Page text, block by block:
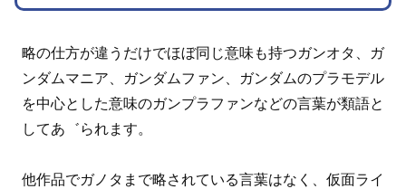
略の仕方が違うだけでほぼ同じ意味も持つガンオタ、ガ
ンダムマニア、ガンダムファン、ガンダムのプラモデル
を中心とした意味のガンプラファンなどの言葉が類語と
してあ゛られます。
他作品でガノタまで略されている言葉はなく、仮面ライ